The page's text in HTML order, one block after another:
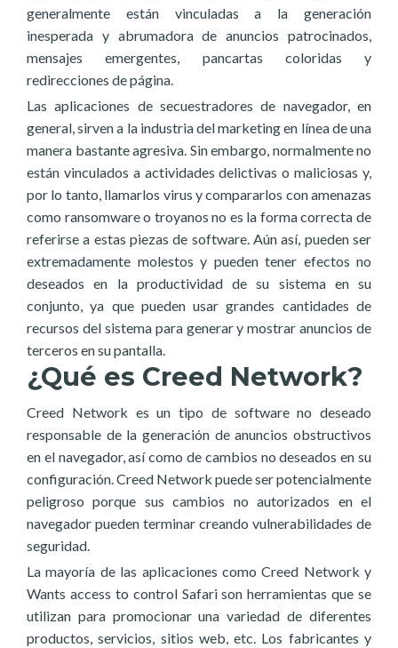
generalmente están vinculadas a la generación
inesperada y abrumadora de anuncios patrocinados,
mensajes emergentes, pancartas coloridas y
redirecciones de página.
Las aplicaciones de secuestradores de navegador, en
general, sirven a la industria del marketing en línea de una
manera bastante agresiva. Sin embargo, normalmente no
están vinculados a actividades delictivas o maliciosas y,
por lo tanto, llamarlos virus y compararlos con amenazas
como ransomware o troyanos no es la forma correcta de
referirse a estas piezas de software. Aún así, pueden ser
extremadamente molestos y pueden tener efectos no
deseados en la productividad de su sistema en su
conjunto, ya que pueden usar grandes cantidades de
recursos del sistema para generar y mostrar anuncios de
terceros en su pantalla.
¿Qué es Creed Network?
Creed Network es un tipo de software no deseado
responsable de la generación de anuncios obstructivos
en el navegador, así como de cambios no deseados en su
configuración. Creed Network puede ser potencialmente
peligroso porque sus cambios no autorizados en el
navegador pueden terminar creando vulnerabilidades de
seguridad.
La mayoría de las aplicaciones como Creed Network y
Wants access to control Safari son herramientas que se
utilizan para promocionar una variedad de diferentes
productos, servicios, sitios web, etc. Los fabricantes y